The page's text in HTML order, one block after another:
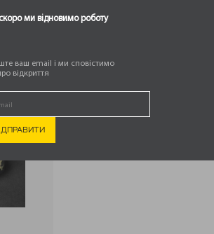
ми відновимо роботу
ваш email і ми сповістимо
відкриття